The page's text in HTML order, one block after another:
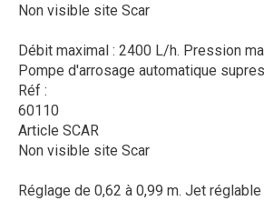
Non visible site Scar
Débit maximal : 2400 L/h. Pression
Pompe d'arrosage automatique
Réf :
60110
Article SCAR
Non visible site Scar
Réglage de 0,62 à 0,99 m. Jet